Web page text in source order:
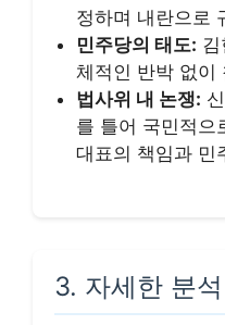
정하며 내란으로
민주당의 태도:
체적인 반박 없이
법사위 내 논쟁:
를 틀어 국민적으
대표의 책임과 민
3. 자세한 분석